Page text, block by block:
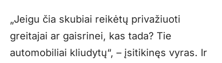
„Jeigu čia skubiai reikėtų privažiuoti
greitajai ar gaisrinei, kas tada? Tie
automobiliai kliudytų“, – įsitikinęs vyras. Ir